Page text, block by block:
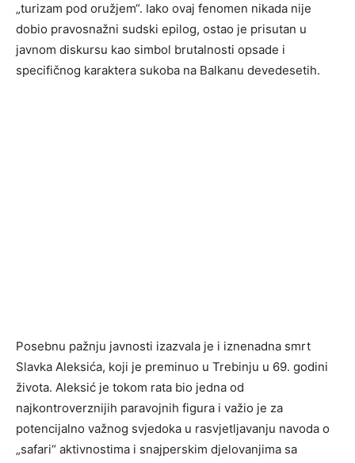
„turizam pod oružjem“. Iako ovaj fenomen nikada nije
dobio pravosnažni sudski epilog, ostao je prisutan u
javnom diskursu kao simbol brutalnosti opsade i
specifičnog karaktera sukoba na Balkanu devedesetih.
Posebnu pažnju javnosti izazvala je i iznenadna smrt
Slavka Aleksića, koji je preminuo u Trebinju u 69. godini
života. Aleksić je tokom rata bio jedna od
najkontroverznijih paravojnih figura i važio je za
potencijalno važnog svjedoka u rasvjetljavanju navoda o
„safari“ aktivnostima i snajperskim djelovanjima sa